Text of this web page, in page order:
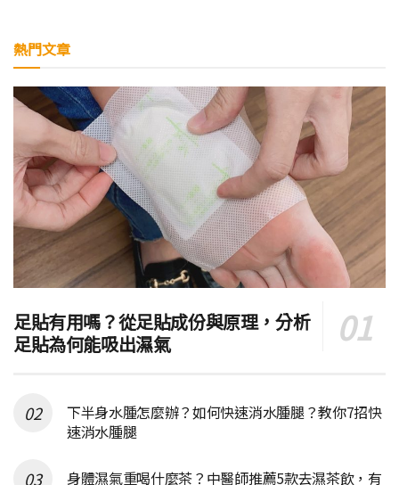
熱門文章
足貼有用嗎？從足貼成份與原理，分析
足貼為何能吸出濕氣
下半身水腫怎麼辦？如何快速消水腫腿？教你7招快
速消水腫腿
身體濕氣重喝什麼茶？中醫師推薦5款去濕茶飲，有